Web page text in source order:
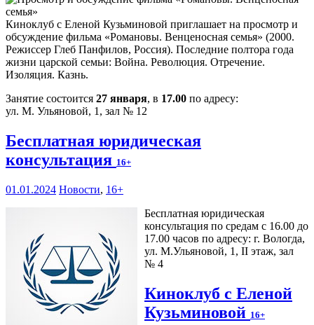
Киноклуб с Еленой Кузьминовой приглашает на просмотр и
обсуждение фильма «Романовы. Венценосная семья» (2000.
Режиссер Глеб Панфилов, Россия). Последние полтора года
жизни царской семьи: Война. Революция. Отречение.
Изоляция. Казнь.
Занятие состоится 27 января, в 17.00 по адресу:
ул. М. Ульяновой, 1, зал № 12
Бесплатная юридическая
консультация 16+
01.01.2024 Новости, 16+
Бесплатная юридическая
консультация по средам с 16.00 до
17.00 часов по адресу: г. Вологда,
ул. М.Ульяновой, 1, II этаж, зал
№ 4
Киноклуб с Еленой
Кузьминовой 16+